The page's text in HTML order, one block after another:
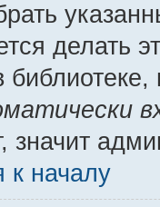
делать
значит
к началу